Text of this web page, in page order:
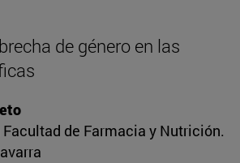
de género en las
de Farmacia y Nutrición.